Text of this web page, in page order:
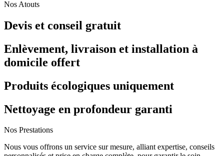
Nos Atouts
Devis et conseil gratuit
Enlèvement, livraison et installation à
domicile offert
Produits écologiques uniquement
Nettoyage en profondeur garanti
Nos Prestations
Nous vous offrons un service sur mesure, alliant expertise, conseils